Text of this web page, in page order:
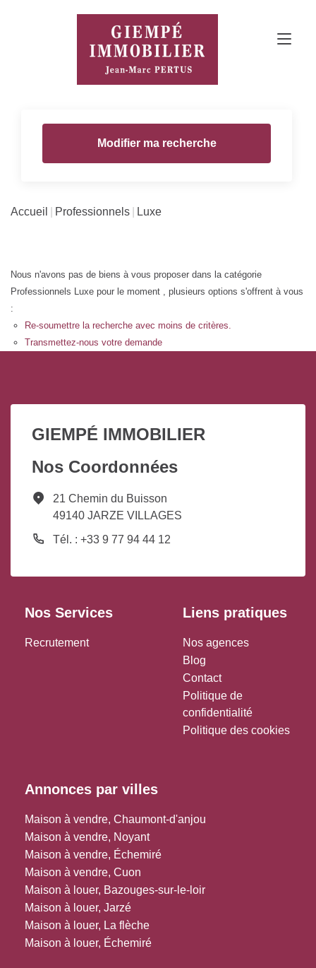
Modifier ma recherche
Accueil Professionnels Luxe
Nous n'avons pas de biens à vous proposer dans la catégorie
Professionnels Luxe pour le moment , plusieurs options s'offrent à vous
:
Re-soumettre la recherche avec moins de critères.
Transmettez-nous votre demande
GIEMPÉ IMMOBILIER
Nos Coordonnées
21 Chemin du Buisson
49140 JARZE VILLAGES
Tél. : +33 9 77 94 44 12
Nos Services
Recrutement
Liens pratiques
Nos agences
Blog
Contact
Politique de
confidentialité
Politique des cookies
Annonces par villes
Maison à vendre, Chaumont-d'anjou
Maison à vendre, Noyant
Maison à vendre, Échemiré
Maison à vendre, Cuon
Maison à louer, Bazouges-sur-le-loir
Maison à louer, Jarzé
Maison à louer, La flèche
Maison à louer, Échemiré